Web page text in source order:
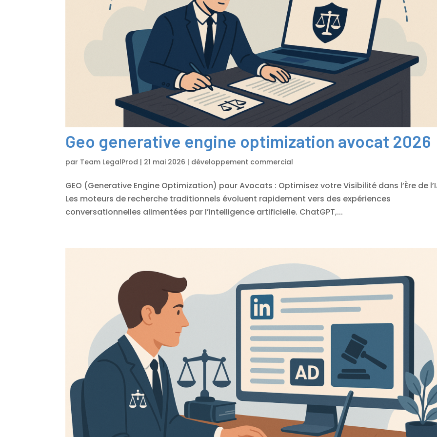
Geo generative engine optimization avocat 2026
par Team LegalProd | 21 mai 2026 | développement commercial
GEO (Generative Engine Optimization) pour Avocats : Optimisez votre Visibilité dans l’Ère de
Les moteurs de recherche traditionnels évoluent rapidement vers des expériences
conversationnelles alimentées par l’intelligence artificielle. ChatGPT,...